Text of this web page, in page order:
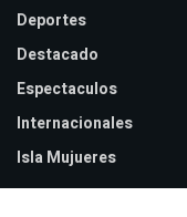
Deportes
Destacado
Espectaculos
Internacionales
Isla Mujueres